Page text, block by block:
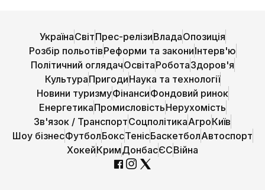
УкраїнаСвітПрес-релізиВладаОпозиція
Розбір польотівРеформи та закониІнтерв'ю
Політичний оглядачОсвітаРоботаЗдоров'я
КультураПригодиНаука та технології
Новини туризмуФінансиФондовий ринок
ЕнергетикаПромисловістьНерухомість
Зв'язок / ТранспортСоцполітикаАгроКиїв
Шоу бізнесФутболБоксТенісБаскетболАвтоспорт
ХокейКримДонбасЄСВійна